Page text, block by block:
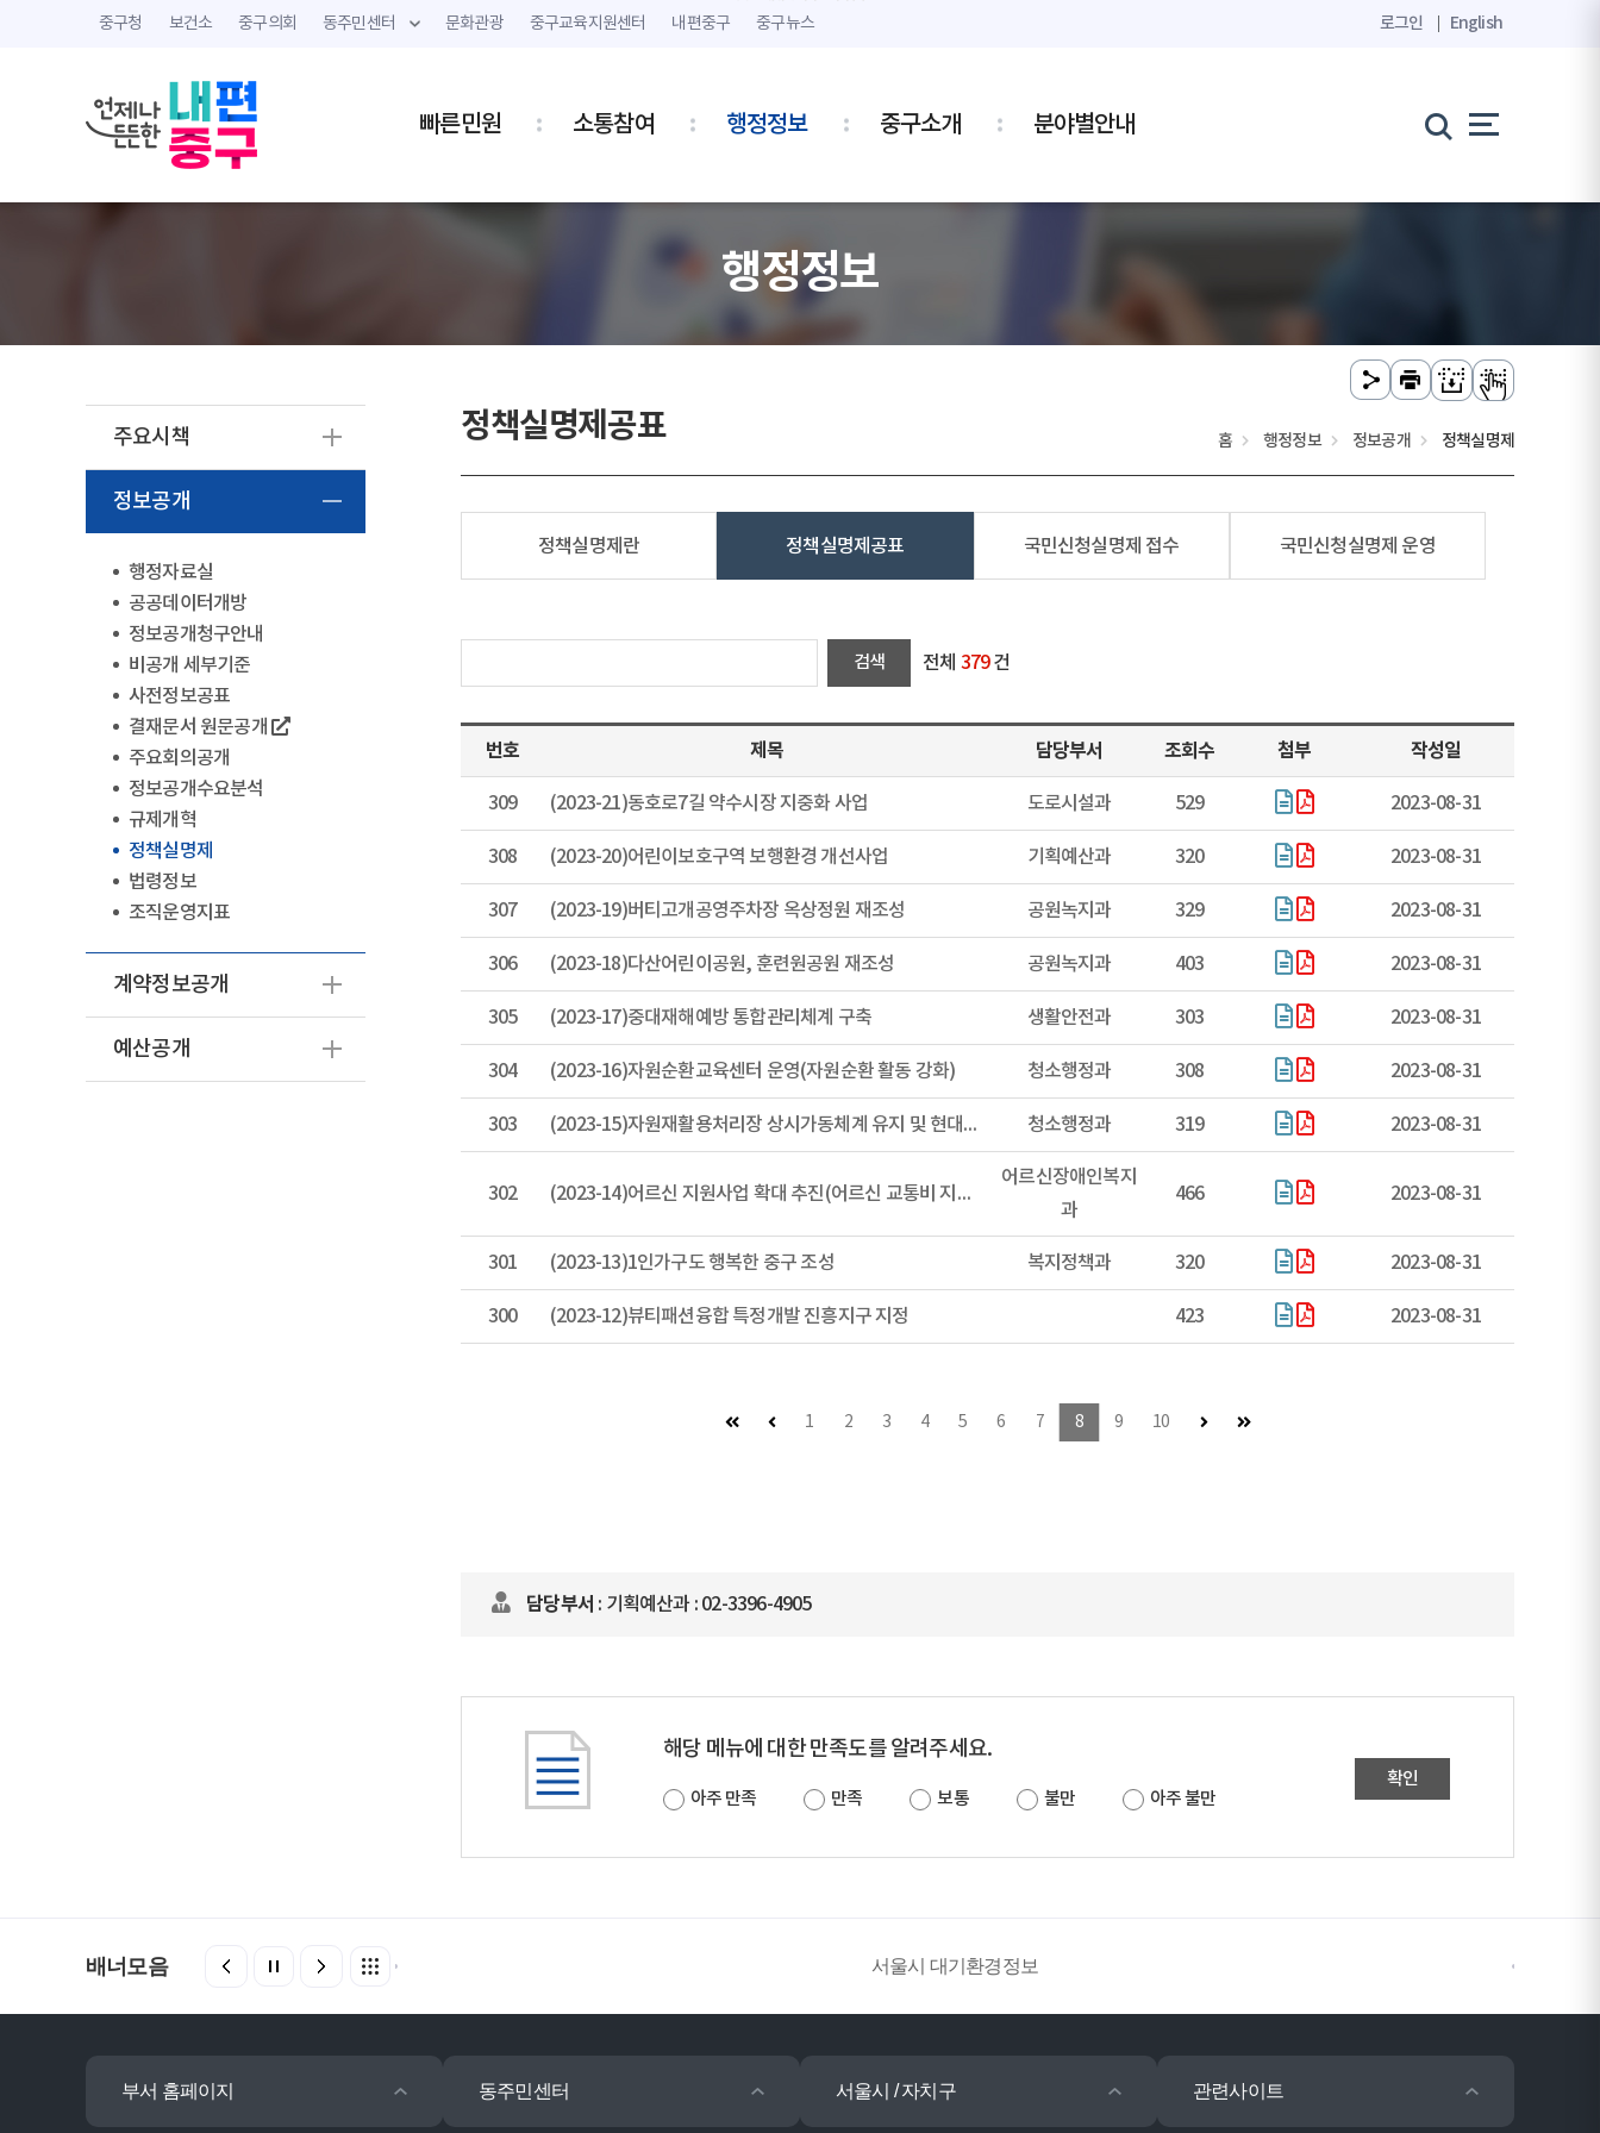
중구청 보건소 중구의회 동주민센터 문화관광 중구교육지원센터 내편중구 중구뉴스 로그인 English
빠른민원 소통참여 행정정보 중구소개 분야별안내
행정정보
주요시책
정보공개
행정자료실
공공데이터개방
정보공개청구안내
비공개 세부기준
사전정보공표
결재문서 원문공개
주요회의공개
정보공개수요분석
규제개혁
정책실명제
법령정보
조직운영지표
계약정보공개
예산공개
정책실명제공표 홈 행정정보 정보공개 정책실명제
정책실명제란 정책실명제공표 국민신청실명제 접수 국민신청실명제 운영
전체 379 건
번호 제목 담당부서 조회수 첨부 작성일
309 (2023-21)동호로7길 약수시장 지중화 사업 도로시설과 529 2023-08-31
308 (2023-20)어린이보호구역 보행환경 개선사업 기획예산과 320 2023-08-31
307 (2023-19)버티고개공영주차장 옥상정원 재조성 공원녹지과 329 2023-08-31
306 (2023-18)다산어린이공원, 훈련원공원 재조성 공원녹지과 403 2023-08-31
305 (2023-17)중대재해예방 통합관리체계 구축 생활안전과 303 2023-08-31
304 (2023-16)자원순환교육센터 운영(자원순환 활동 강화) 청소행정과 308 2023-08-31
303 (2023-15)자원재활용처리장 상시가동체계 유지 및 현대화 추진 청소행정과 319 2023-08-31
302 (2023-14)어르신 지원사업 확대 추진(어르신 교통비 지원사업)
어르신장애인복지
과
466 2023-08-31
301 (2023-13)1인가구도 행복한 중구 조성 복지정책과 320 2023-08-31
300 (2023-12)뷰티패션융합 특정개발 진흥지구 지정 423 2023-08-31
첫 페이지이전 페이지 (이동불가)
1 2 3 4 5 6 7 8 9 10 다음 페이지마지막 페이지
담당부서 : 기획예산과 : 02-3396-4905
해당 메뉴에 대한 만족도를 알려주세요.
아주 만족 만족 보통 불만 아주 불만
확인
배너모음 서울시 대기환경정보
부서 홈페이지 동주민센터 서울시 / 자치구 관련사이트